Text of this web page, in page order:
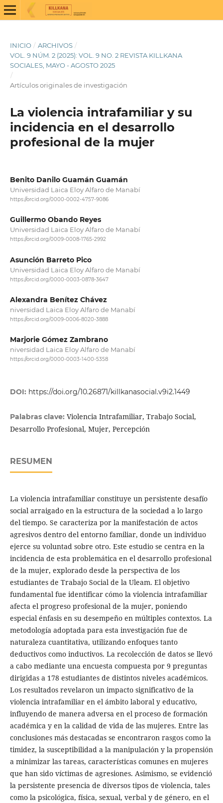
INICIO / ARCHIVOS /
VOL. 9 NÚM. 2 (2025): VOL. 9 NO. 2 REVISTA KILLKANA
SOCIALES, MAYO - AGOSTO 2025
/
Artículos originales de investigación
La violencia intrafamiliar y su
incidencia en el desarrollo
profesional de la mujer
Benito Danilo Guamán Guamán
Universidad Laica Eloy Alfaro de Manabí
https://orcid.org/0000-0002-4757-9086
Guillermo Obando Reyes
Universidad Laica Eloy Alfaro de Manabí
https://orcid.org/0009-0008-1765-2992
Asunción Barreto Pico
Universidad Laica Eloy Alfaro de Manabí
https://orcid.org/0000-0003-0878-3647
Alexandra Benítez Chávez
niversidad Laica Eloy Alfaro de Manabí
https://orcid.org/0009-0006-8020-3888
Marjorie Gómez Zambrano
niversidad Laica Eloy Alfaro de Manabí
https://orcid.org/0000-0003-1400-5358
DOI: https://doi.org/10.26871/killkanasocial.v9i2.1449
Palabras clave: Violencia Intrafamiliar, Trabajo Social,
Desarrollo Profesional, Mujer, Percepción
RESUMEN
La violencia intrafamiliar constituye un persistente desafío
social arraigado en la estructura de la sociedad a lo largo
del tiempo. Se caracteriza por la manifestación de actos
agresivos dentro del entorno familiar, donde un individuo
ejerce su voluntad sobre otro. Este estudio se centra en la
incidencia de esta problemática en el desarrollo profesional
de la mujer, explorado desde la perspectiva de los
estudiantes de Trabajo Social de la Uleam. El objetivo
fundamental fue identificar cómo la violencia intrafamiliar
afecta el progreso profesional de la mujer, poniendo
especial énfasis en su desempeño en múltiples contextos. La
metodología adoptada para esta investigación fue de
naturaleza cuantitativa, utilizando enfoques tanto
deductivos como inductivos. La recolección de datos se llevó
a cabo mediante una encuesta compuesta por 9 preguntas
dirigidas a 178 estudiantes de distintos niveles académicos.
Los resultados revelaron un impacto significativo de la
violencia intrafamiliar en el ámbito laboral y educativo,
influyendo de manera adversa en el proceso de formación
académica y en la calidad de vida de las mujeres. Entre las
conclusiones más destacadas se encontraron rasgos como la
timidez, la susceptibilidad a la manipulación y la propensión
a minimizar las tareas, características comunes en mujeres
que han sido víctimas de agresiones. Asimismo, se evidenció
la persistente presencia de diversos tipos de violencia, tales
como la psicológica, física, sexual, verbal y de género, en el